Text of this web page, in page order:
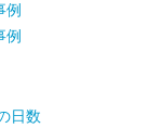
例
例
日数